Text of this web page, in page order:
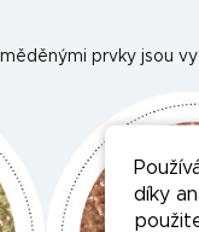
díky
prvky jsou